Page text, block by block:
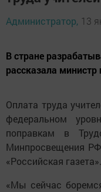
Администратор, 13
В стране
рассказала
Оплата труда
федеральном
поправкам в
Минпросвещения
«Российская газета».
«Мы сейчас